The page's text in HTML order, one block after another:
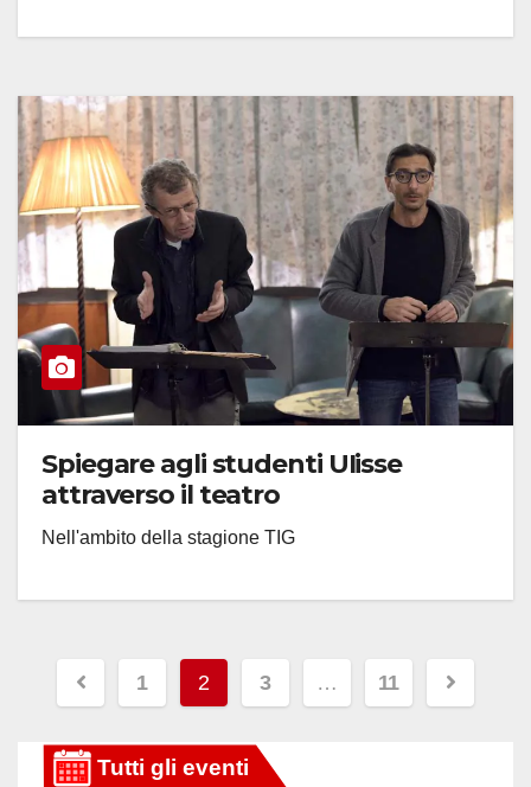
Spiegare agli studenti UIisse
attraverso il teatro
Nell'ambito della stagione TIG
Paginazione
degli
articoli
1 2 3 … 11